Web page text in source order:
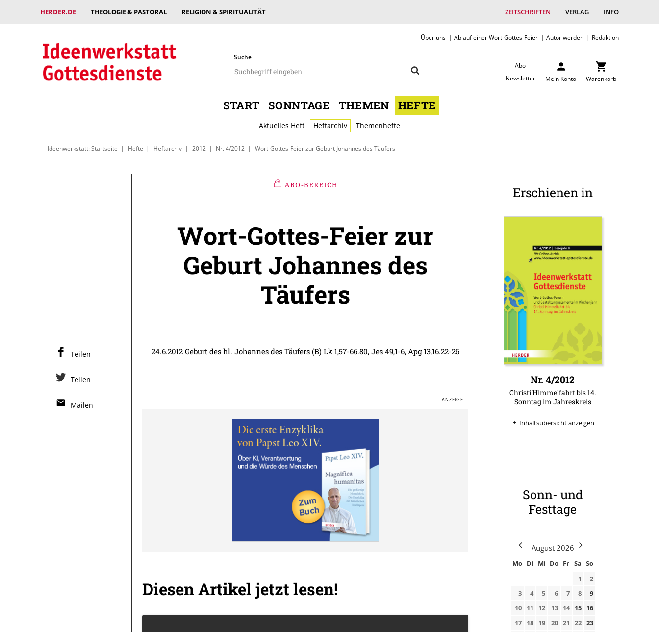
HERDER.DE THEOLOGIE & PASTORAL RELIGION & SPIRITUALITÄT ZEITSCHRIFTEN VERLAG INFO
Über uns Ablauf einer Wort-Gottes-Feier Autor werden Redaktion
Suche
Abo
Newsletter
Mein Konto Warenkorb
START SONNTAGE THEMEN HEFTE
Aktuelles Heft Heftarchiv Themenhefte
Ideenwerkstatt: Startseite Hefte Heftarchiv 2012 Nr. 4/2012 Wort-Gottes-Feier zur Geburt Johannes des Täufers
Wort-Gottes-Feier zur
Geburt Johannes des
Täufers
24.6.2012 Geburt des hl. Johannes des Täufers (B) Lk 1,57-66.80, Jes 49,1-6, Apg 13,16.22-26
Diesen Artikel jetzt lesen!
Teilen
Teilen
Mailen
Erschienen in
Nr. 4/2012
Christi Himmelfahrt bis 14.
Sonntag im Jahreskreis
Inhaltsübersicht anzeigen
Sonn- und
Festtage
August 2026
Mo Di Mi Do Fr Sa So
1
2
3
4 5 6 7 8
9
10
11 12 13 14 15
16
17
18 19 20 21 22 23